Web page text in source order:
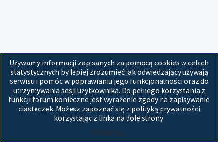
Używamy informacji zapisanych za pomocą cookies w celach
statystycznych by lepiej zrozumieć jak odwiedzający używają
serwisu i pomóc w poprawianiu jego funkcjonalności oraz do
utrzymywania sesji użytkownika. Do pełnego korzystania z
funkcji forum konieczne jest wyrażenie zgody na zapisywanie
ciasteczek. Możesz zapoznać się z polityką prywatności
korzystając z linka na dole strony.
Akceptuję